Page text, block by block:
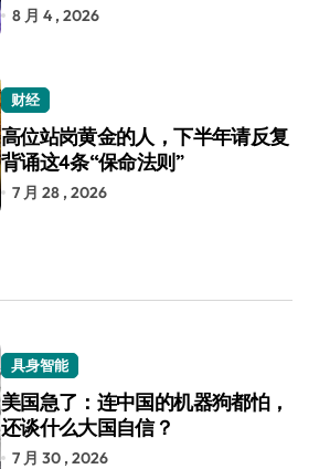
8 月 4 , 2026
财经
高位站岗黄金的人，下半年请反复
背诵这4条“保命法则”
7 月 28 , 2026
具身智能
美国急了：连中国的机器狗都怕，
还谈什么大国自信？
7 月 30 , 2026